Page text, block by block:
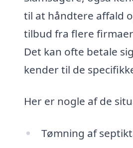
til at håndtere affald
tilbud fra flere
Det kan ofte betale
kender til de
Her er nogle af de
Tømning af